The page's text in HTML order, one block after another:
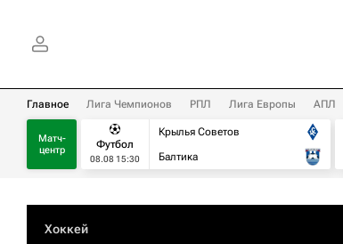
Главное Лига Чемпионов РПЛ Лига Европы АПЛ
Матч-
центр
Футбол
08.08 15:30
Крылья Советов
Балтика
Хоккей